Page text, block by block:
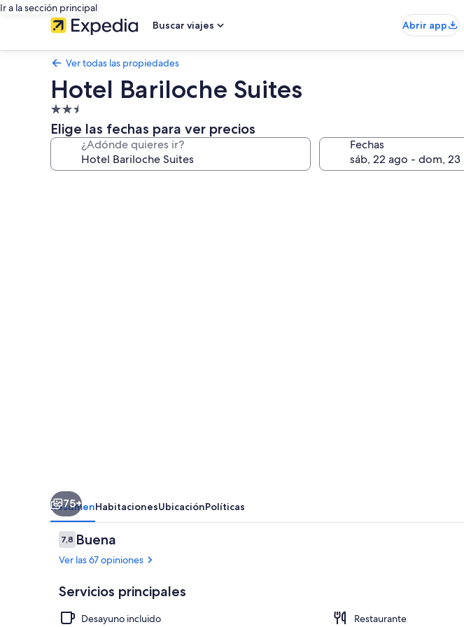
Ir a la sección principal
Buscar viajes
Abrir app
Ver todas las propiedades
Hotel Bariloche Suites
Propiedad
de
2.5
estrellas
Elige las fechas para ver precios
¿Adónde quieres ir? Fechas
75+
ResumenHabitacionesUbicaciónPolíticas
Opiniones
7,87,8 de 10
Buena
Ver las 67 opiniones
Servicios principales
Desayuno incluido
Restaurante